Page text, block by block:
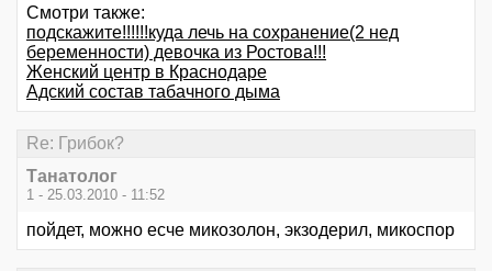
Смотри также:
подскажите!!!!!!куда лечь на сохранение(2 нед
беременности) девочка из Ростова!!!
Женский центр в Краснодаре
Адский состав табачного дыма
Re: Грибок?
Танатолог
1 - 25.03.2010 - 11:52
пойдет, можно есче микозолон, экзодерил, микоспор